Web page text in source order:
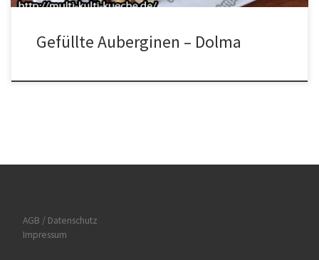
Gefüllte Auberginen – Dolma
AGB / Datenschutz
Impressum